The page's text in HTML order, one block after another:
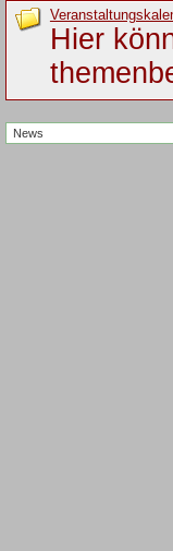
Hier